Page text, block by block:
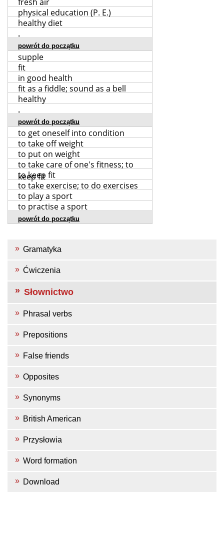
physical education (P. E.)
healthy diet
.
powrót do początku
supple
fit
in good health
fit as a fiddle; sound as a bell
healthy
.
powrót do początku
to get oneself into condition
to take off weight
to put on weight
to take care of one's fitness; to
keep fit
to keep fit
to take exercise; to do exercises
to play a sport
to practise a sport
powrót do początku
Gramatyka
Ćwiczenia
Słownictwo
Phrasal verbs
Prepositions
False friends
Opposites
Synonyms
British American
Przysłowia
Word formation
Download